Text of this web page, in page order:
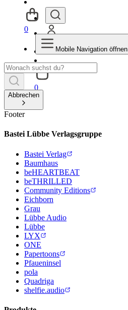
0
0
Mobile Navigation öffnen
Abbrechen
Footer
Bastei Lübbe Verlagsgruppe
Bastei Verlag
Baumhaus
beHEARTBEAT
beTHRILLED
Community Editions
Eichborn
Grau
Lübbe Audio
Lübbe
LYX
ONE
Papertoons
Pfaueninsel
pola
Quadriga
shelfie.audio